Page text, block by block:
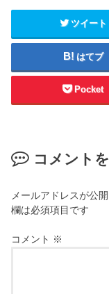
ツイート
はてブ
Pocket
コメント
メールアドレスが公
欄は必須項目です
コメント ※